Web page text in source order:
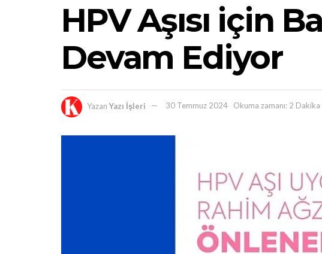
HPV Aşısı için
Devam Ediyor
Yazan Yazı İşleri 30 Temmuz 2024 Okuma zamanı: 2